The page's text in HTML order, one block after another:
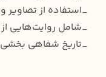
_استفاده از
_شامل روایت‌هایی
_تاریخ شفاهی بخشی